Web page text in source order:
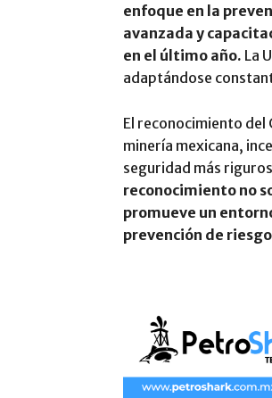
enfoque en la
avanzada y
en el último año. La
adaptándose
El reconocimiento del
minería mexicana,
seguridad más
reconocimiento no
promueve un
prevención de